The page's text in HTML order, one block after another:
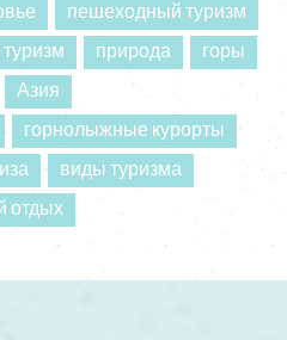
пешеходный туризм
природа
горы
Азия
горнолыжные курорты
виды туризма
отдых